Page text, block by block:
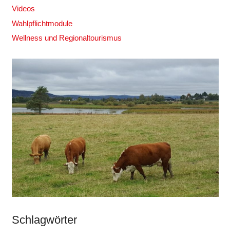
Videos
Wahlpflichtmodule
Wellness und Regionaltourismus
Schlagwörter